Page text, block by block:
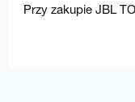
Przy zakupie JBL